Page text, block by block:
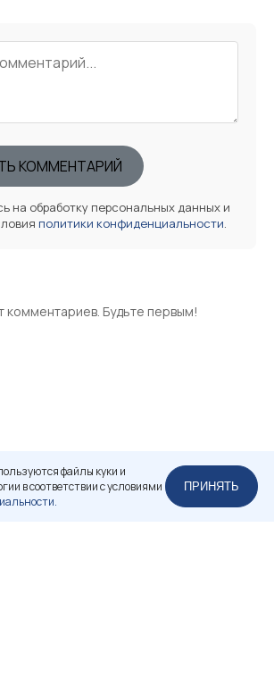
КОММЕНТАРИЙ
на обработку персональных данных и
политики конфиденциальности.
комментариев. Будьте первым!
файлы куки и
в соответствии с условиями
ПРИНЯТЬ